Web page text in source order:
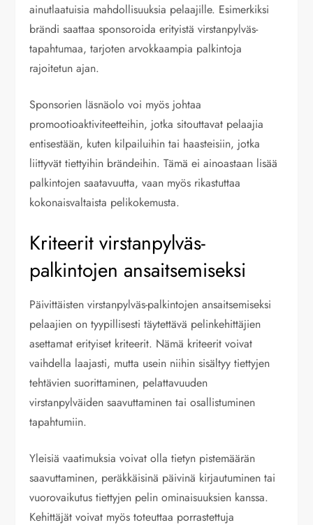
ainutlaatuisia mahdollisuuksia pelaajille. Esimerkiksi
brändi saattaa sponsoroida erityistä virstanpylväs-
tapahtumaa, tarjoten arvokkaampia palkintoja
rajoitetun ajan.
Sponsorien läsnäolo voi myös johtaa
promootioaktiviteetteihin, jotka sitouttavat pelaajia
entisestään, kuten kilpailuihin tai haasteisiin, jotka
liittyvät tiettyihin brändeihin. Tämä ei ainoastaan lisää
palkintojen saatavuutta, vaan myös rikastuttaa
kokonaisvaltaista pelikokemusta.
Kriteerit virstanpylväs-
palkintojen ansaitsemiseksi
Päivittäisten virstanpylväs-palkintojen ansaitsemiseksi
pelaajien on tyypillisesti täytettävä pelinkehittäjien
asettamat erityiset kriteerit. Nämä kriteerit voivat
vaihdella laajasti, mutta usein niihin sisältyy tiettyjen
tehtävien suorittaminen, pelattavuuden
virstanpylväiden saavuttaminen tai osallistuminen
tapahtumiin.
Yleisiä vaatimuksia voivat olla tietyn pistemäärän
saavuttaminen, peräkkäisinä päivinä kirjautuminen tai
vuorovaikutus tiettyjen pelin ominaisuuksien kanssa.
Kehittäjät voivat myös toteuttaa porrastettuja